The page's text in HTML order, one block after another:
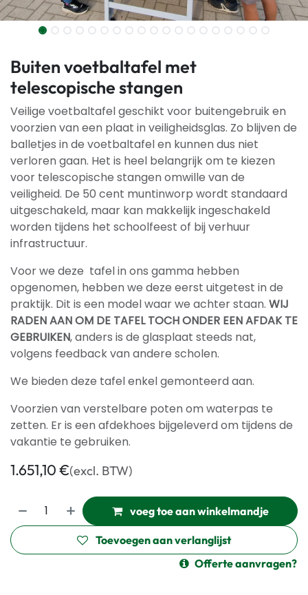
Buiten voetbaltafel met
telescopische stangen
Veilige voetbaltafel geschikt voor buitengebruik en
voorzien van een plaat in veiligheidsglas. Zo blijven de
balletjes in de voetbaltafel en kunnen dus niet
verloren gaan. Het is heel belangrijk om te kiezen
voor telescopische stangen omwille van de
veiligheid. De 50 cent muntinworp wordt standaard
uitgeschakeld, maar kan makkelijk ingeschakeld
worden tijdens het schoolfeest of bij verhuur
infrastructuur.
Voor we deze tafel in ons gamma hebben
opgenomen, hebben we deze eerst uitgetest in de
praktijk. Dit is een model waar we achter staan. WIJ
RADEN AAN OM DE TAFEL TOCH ONDER EEN AFDAK TE
GEBRUIKEN, anders is de glasplaat steeds nat,
volgens feedback van andere scholen.
We bieden deze tafel enkel gemonteerd aan.
Voorzien van verstelbare poten om waterpas te
zetten. Er is een afdekhoes bijgeleverd om tijdens de
vakantie te gebruiken.
1.651,10€(excl. BTW)
voeg toe aan winkelmandje
Toevoegen aan verlanglijst
Offerte aanvragen?